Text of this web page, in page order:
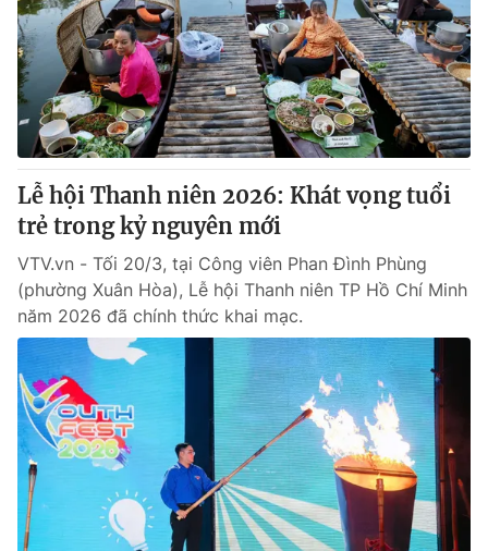
Lễ hội Thanh niên 2026: Khát vọng tuổi
trẻ trong kỷ nguyên mới
VTV.vn - Tối 20/3, tại Công viên Phan Đình Phùng
(phường Xuân Hòa), Lễ hội Thanh niên TP Hồ Chí Minh
năm 2026 đã chính thức khai mạc.